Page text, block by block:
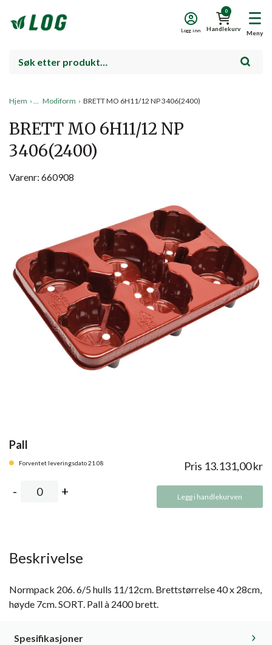
Meny
0
Handlekurv
Logg inn
Hjem › Modiform › BRETT MO 6H11/12 NP 3406(2400)
BRETT MO 6H11/12 NP
3406(2400)
Varenr: 660908
Pall
Forventet leveringsdato 21.08 Pris 13.131,00kr
Legg i handlekurven
Beskrivelse
Normpack 206. 6/5 hulls 11/12cm. Brettstørrelse 40 x 28cm,
høyde 7cm. SORT. Pall à 2400 brett.
Spesifikasjoner